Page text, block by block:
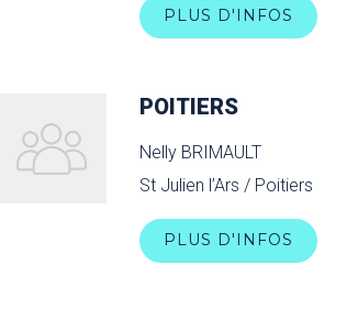
PLUS D'INFOS
POITIERS
Nelly BRIMAULT
St Julien l’Ars / Poitiers
PLUS D'INFOS